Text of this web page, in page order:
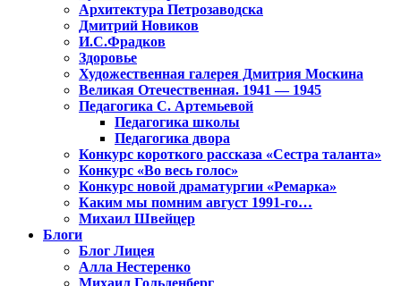
Архитектура Петрозаводска
Дмитрий Новиков
И.С.Фрадков
Здоровье
Художественная галерея Дмитрия Москина
Великая Отечественная. 1941 — 1945
Педагогика С. Артемьевой
Педагогика школы
Педагогика двора
Конкурс короткого рассказа «Сестра таланта»
Конкурс «Во весь голос»
Конкурс новой драматургии «Ремарка»
Каким мы помним август 1991-го…
Михаил Швейцер
Блоги
Блог Лицея
Алла Нестеренко